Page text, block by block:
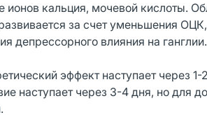
кальция, мочевой кислоты.
за счет уменьшения
депрессорного влияния на ганглии.
эффект наступает через
наступает через 3-4 дня, но для